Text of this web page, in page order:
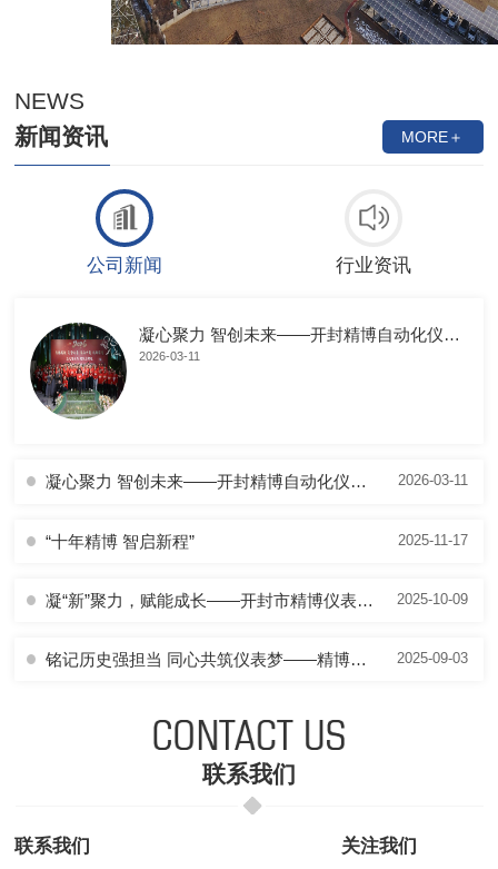
NEWS
新闻资讯
MORE＋
公司新闻 行业资讯
凝心聚力 智创未来——开封精博自动化仪表有限公司年会**落幕
2026-03-11
2026-03-11
凝心聚力 智创未来——开封精博自动化仪表有限公司年会**落幕
2025-11-17
“十年精博 智启新程”
2025-10-09
凝“新”聚力，赋能成长——开封市精博仪表开展2025年度拓展培训及团建活动
2025-09-03
铭记历史强担当 同心共筑仪表梦——精博仪表全体员工共观 9.3 大阅兵
联系我们
联系我们 关注我们